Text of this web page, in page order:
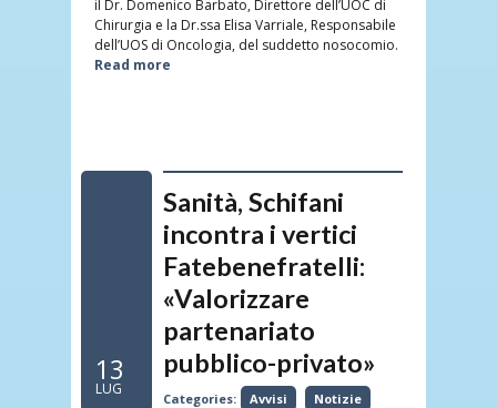
il Dr. Domenico Barbato, Direttore dell’UOC di
Chirurgia e la Dr.ssa Elisa Varriale, Responsabile
dell’UOS di Oncologia, del suddetto nosocomio.
Read more
13
LUG
Sanità, Schifani
incontra i vertici
Fatebenefratelli:
«Valorizzare
partenariato
pubblico-privato»
Categories: Avvisi Notizie